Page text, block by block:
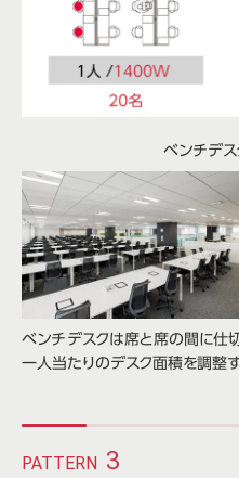
ベンチデ
ベンチデスクは席と席の間に仕
一人当たりのデスク面積を調整
PATTERN 3